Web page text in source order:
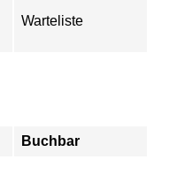
Warteliste
Buchbar